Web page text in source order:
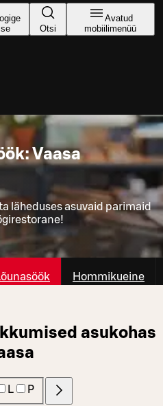
Otsi
Avatud
mobiilimenüü
Vaasa
läheduses asuvaid parimaid
Hommikueine
asukohas
L P